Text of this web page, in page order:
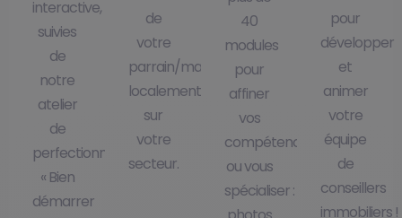
interactive,
suivies
de
notre
atelier
de
perfectionnement
« Bien
démarrer
de
votre
parrain/marraine
localement
sur
votre
secteur.
40
modules
pour
affiner
vos
compétences
ou vous
spécialiser :
pour
développer
et
animer
votre
équipe
de
conseillers
immobiliers !